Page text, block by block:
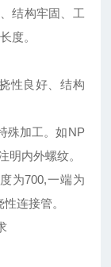
结构牢固、工
度。
性良好、结构
殊加工。如NP
明内外螺纹。
为700,一端为
连接管。